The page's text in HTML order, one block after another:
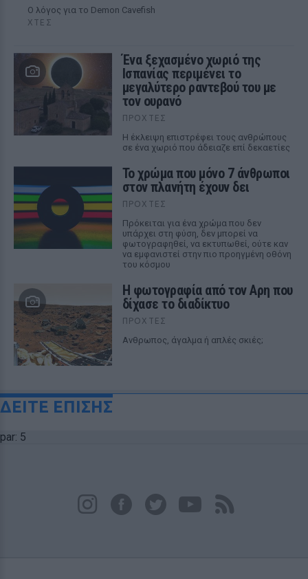
Ο λόγος για το Demon Cavefish
ΧΤΕΣ
Ένα ξεχασμένο χωριό της
Ισπανίας περιμένει το
μεγαλύτερο ραντεβού του με
τον ουρανό
ΠΡΟΧΤΈΣ
Η έκλειψη επιστρέφει τους ανθρώπους
σε ένα χωριό που άδειαζε επί δεκαετίες
Το χρώμα που μόνο 7 άνθρωποι
στον πλανήτη έχουν δει
ΠΡΟΧΤΈΣ
Πρόκειται για ένα χρώμα που δεν
υπάρχει στη φύση, δεν μπορεί να
φωτογραφηθεί, να εκτυπωθεί, ούτε καν
να εμφανιστεί στην πιο προηγμένη οθόνη
του κόσμου
Η φωτογραφία από τον Αρη που
δίχασε το διαδίκτυο
ΠΡΟΧΤΈΣ
Ανθρωπος, άγαλμα ή απλές σκιές;
ΔΕΙΤΕ ΕΠΙΣΗΣ
par: 5